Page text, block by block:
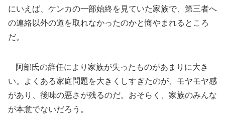
にいえば、ケンカの一部始終を見ていた家族で、第三者へ
の連絡以外の道を取れなかったのかと悔やまれるところ
だ。
阿部氏の辞任により家族が失ったものがあまりに大き
い。よくある家庭問題を大きくしすぎたのが、モヤモヤ感
があり、後味の悪さが残るのだ。おそらく、家族のみんな
が本意でないだろう。